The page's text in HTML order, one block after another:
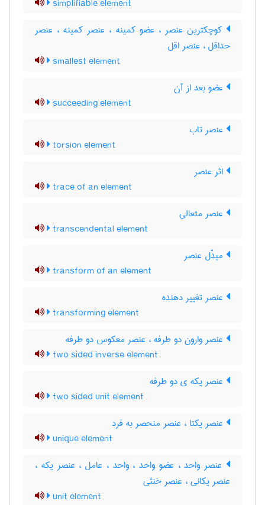
simplifiable element
کوچکترین عنصر ، عضو کمینه ، عنصر کمینه ، عنصر
حداقل ، عنصر اقل
smallest element
عضو بعد از آن
succeeding element
عنصر تاب
torsion element
اثر عنصر
trace of an element
عنصر متعالی
transcendental element
مبدَّل عنصر
transform of an element
عنصر تغییر دهنده
transforming element
عنصر وارون دو طرفه ، عنصر معکوس دو طرفه
two sided inverse element
عنصر یکه ی دو طرفه
two sided unit element
عنصر یکتا ، عنصر منحصر به فرد
unique element
عنصر واحد ، عضو واحد ، واحد ، عامل ، عنصر یکه ،
عنصر یکانی ، عنصر خنثی
unit element